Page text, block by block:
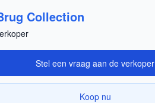
Collection
Stel een vraag aan de verkoper
Koop nu